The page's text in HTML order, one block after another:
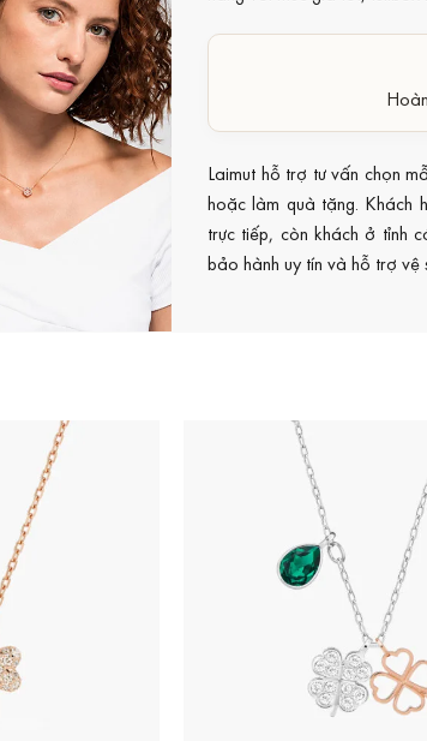
Laimut hỗ trợ tư vấn chọn
hoặc làm quà tặng. Khách
trực tiếp, còn khách ở tỉnh
bảo hành uy tín và hỗ trợ vệ